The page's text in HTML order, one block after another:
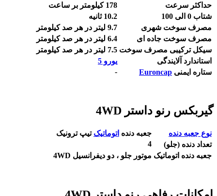
حداکثر سرعت
178 کیلومتر بر ساعت
شتاب 0 الی 100
10.2 ثانیه
مصرف سوخت شهری
9.7 لیتر در هر صد کیلومتر
مصرف سوخت جاده ای
6.4 لیتر در هر صد کیلومتر
سیکل ترکیبی مصرف سوخت 7.5 لیتر در هر صد کیلومتر
استاندارد آلایندگی
یورو 5
ستاره ایمنی Euroncap
-
گیربکس رنو داستر 4WD
نوع جعبه دنده جعبه دنده اتوماتیک تیپ ترونیک
تعداد دنده (جلو)
4
جعبه دنده اتوماتیک موتور جلو ، دو دیفرانسیل 4WD